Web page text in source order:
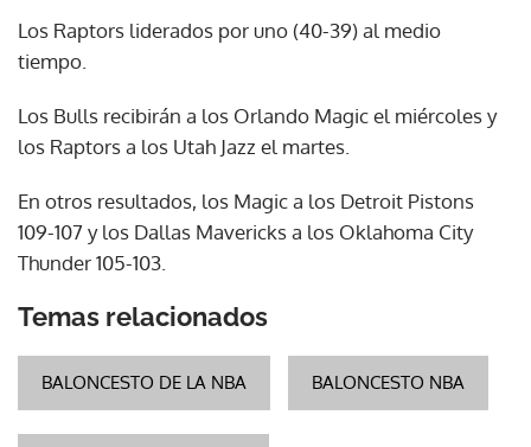
Los Raptors liderados por uno (40-39) al medio
tiempo.
Los Bulls recibirán a los Orlando Magic el miércoles y
los Raptors a los Utah Jazz el martes.
En otros resultados, los Magic a los Detroit Pistons
109-107 y los Dallas Mavericks a los Oklahoma City
Thunder 105-103.
Temas relacionados
BALONCESTO DE LA NBA BALONCESTO NBA